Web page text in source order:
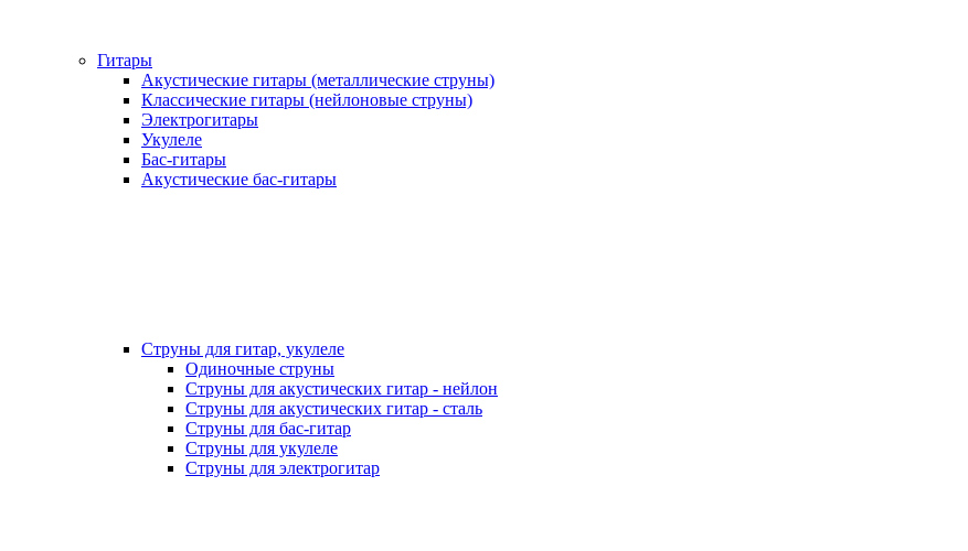
Гитары
Акустические гитары (металлические струны)
Классические гитары (нейлоновые струны)
Электрогитары
Укулеле
Бас-гитары
Акустические бас-гитары
Струны для гитар, укулеле
Одиночные струны
Струны для акустических гитар - нейлон
Струны для акустических гитар - сталь
Струны для бас-гитар
Струны для укулеле
Струны для электрогитар